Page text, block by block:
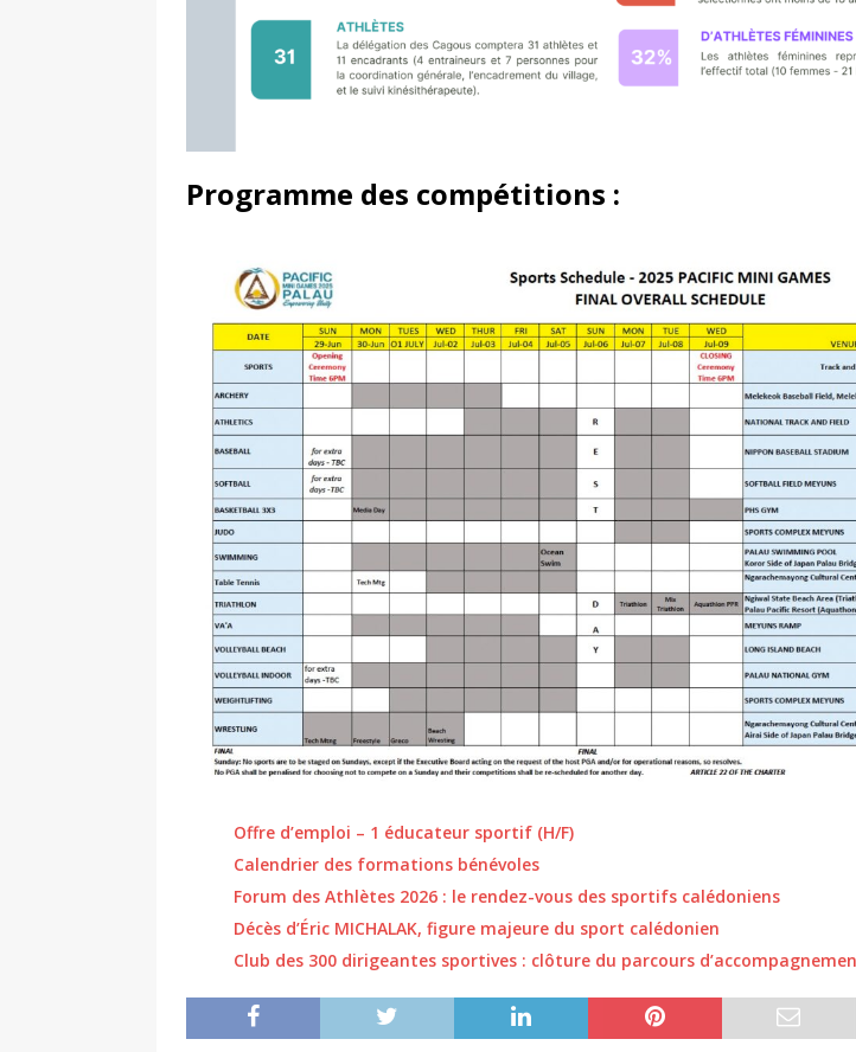
Programme des compétitions :
Offre d’emploi – 1 éducateur sportif (H/F)
Calendrier des formations bénévoles
Forum des Athlètes 2026 : le rendez-vous des sportifs calédoniens
Décès d’Éric MICHALAK, figure majeure du sport calédonien
Club des 300 dirigeantes sportives : clôture du parcours